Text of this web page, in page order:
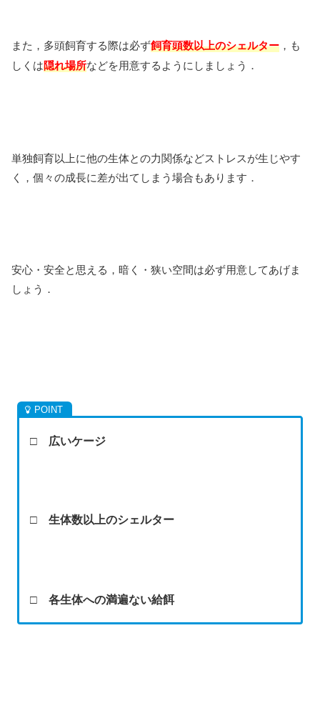
また，多頭飼育する際は必ず飼育頭数以上のシェルター ，も
しくは隠れ場所などを用意するようにしましょう．
単独飼育以上に他の生体との力関係などストレスが生じやす
く，個々の成長に差が出てしまう場合もあります．
安心・安全と思える，暗く・狭い空間は必ず用意してあげま
しょう．
□ 広いケージ
□ 生体数以上のシェルター
□ 各生体への満遍ない給餌